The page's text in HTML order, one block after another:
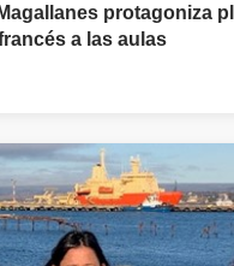
protagoniza
a las aulas